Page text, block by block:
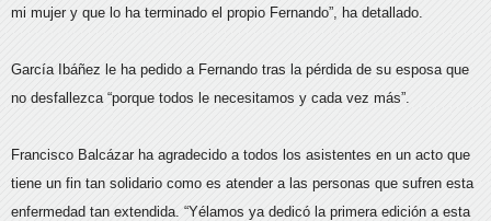
mi mujer y que lo ha terminado el propio Fernando”, ha detallado.
García Ibáñez le ha pedido a Fernando tras la pérdida de su esposa que
no desfallezca “porque todos le necesitamos y cada vez más”.
Francisco Balcázar ha agradecido a todos los asistentes en un acto que
tiene un fin tan solidario como es atender a las personas que sufren esta
enfermedad tan extendida. “Yélamos ya dedicó la primera edición a esta